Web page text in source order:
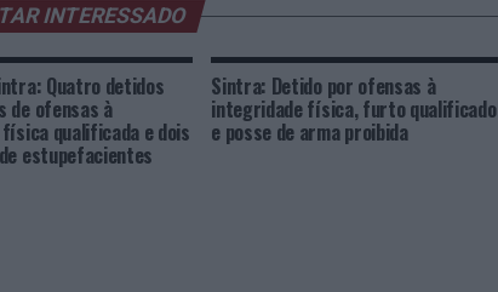
INTERESSADO
Quatro detidos
de ofensas à
qualificada e dois
estupefacientes
Sintra: Detido por ofensas à
integridade física, furto qualificado
e posse de arma proibida